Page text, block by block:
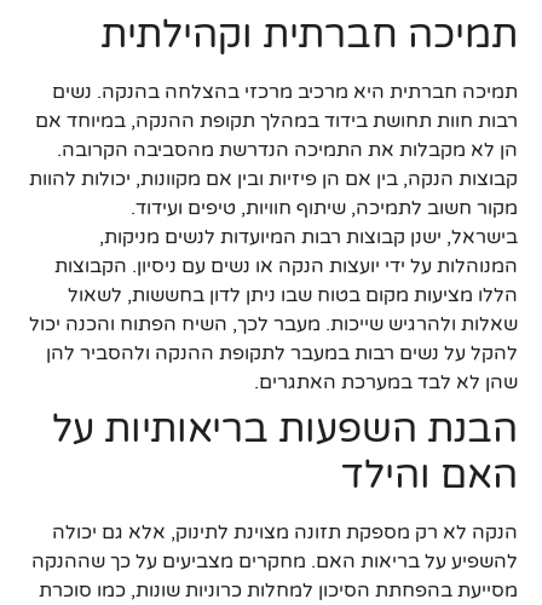
תמיכה חברתית וקהילתית
תמיכה חברתית היא מרכיב מרכזי בהצלחה בהנקה. נשים
רבות חוות תחושת בידוד במהלך תקופת ההנקה, במיוחד אם
הן לא מקבלות את התמיכה הנדרשת מהסביבה הקרובה.
קבוצות הנקה, בין אם הן פיזיות ובין אם מקוונות, יכולות להוות
מקור חשוב לתמיכה, שיתוף חוויות, טיפים ועידוד.
בישראל, ישנן קבוצות רבות המיועדות לנשים מניקות,
המנוהלות על ידי יועצות הנקה או נשים עם ניסיון. הקבוצות
הללו מציעות מקום בטוח שבו ניתן לדון בחששות, לשאול
שאלות ולהרגיש שייכות. מעבר לכך, השיח הפתוח והכנה יכול
להקל על נשים רבות במעבר לתקופת ההנקה ולהסביר להן
שהן לא לבד במערכת האתגרים.
הבנת השפעות בריאותיות על
האם והילד
הנקה לא רק מספקת תזונה מצוינת לתינוק, אלא גם יכולה
להשפיע על בריאות האם. מחקרים מצביעים על כך שההנקה
מסייעת בהפחתת הסיכון למחלות כרוניות שונות, כמו סוכרת